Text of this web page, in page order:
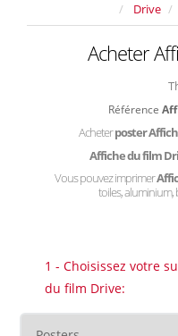
Drive
Acheter
Référence
Acheterposter
Affiche du film
Vous pouvez imprimer
toiles, aluminium,
1 - Choisissez votre
du film Drive: